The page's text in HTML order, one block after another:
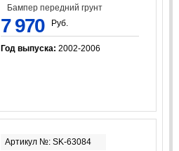
Бампер передний грунт
7 970 Руб.
Год выпуска: 2002-2006
Артикул №: SK-63084